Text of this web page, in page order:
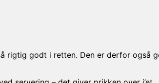
rigtig godt i retten. Den er derfor også